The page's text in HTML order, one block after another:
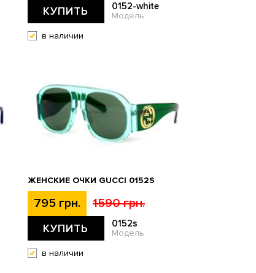
КУПИТЬ 0152-white
Модель
в наличии
ЖЕНСКИЕ ОЧКИ GUCCI 0152S
795 грн. 1590 грн.
КУПИТЬ 0152s
Модель
в наличии